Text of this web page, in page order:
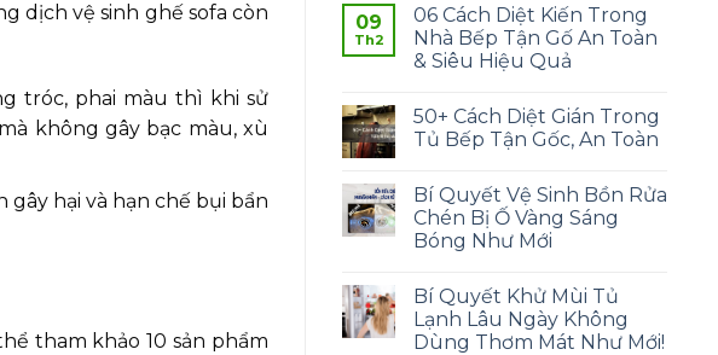
dịch vệ sinh ghế sofa còn
tróc, phai màu thì khi sử
không gây bạc màu, xù
gây hại và hạn chế bụi bẩn
tham khảo 10 sản phẩm
09
Th2
06 Cách Diệt Kiến Trong
Nhà Bếp Tận Gố An Toàn
& Siêu Hiệu Quả
50+ Cách Diệt Gián Trong
Tủ Bếp Tận Gốc, An Toàn
Bí Quyết Vệ Sinh Bồn Rửa
Chén Bị Ố Vàng Sáng
Bóng Như Mới
Bí Quyết Khử Mùi Tủ
Lạnh Lâu Ngày Không
Dùng Thơm Mát Như Mới!